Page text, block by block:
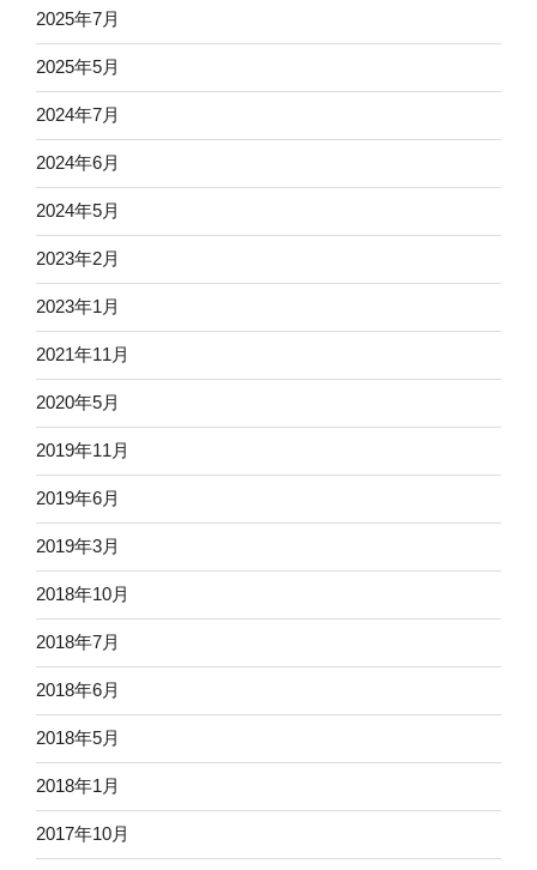
2025年7月
2025年5月
2024年7月
2024年6月
2024年5月
2023年2月
2023年1月
2021年11月
2020年5月
2019年11月
2019年6月
2019年3月
2018年10月
2018年7月
2018年6月
2018年5月
2018年1月
2017年10月